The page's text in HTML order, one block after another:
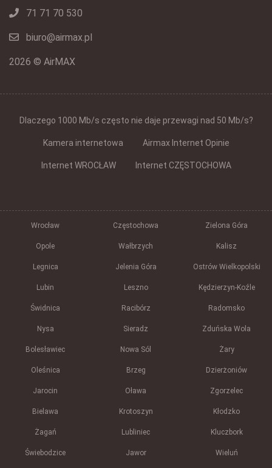
71 71 70 530
biuro@airmax.pl
2026 © AirMAX
Dlaczego 1000 Mb/s często nie daje przewagi nad 50 Mb/s?
Kamera internetowa Airmax Internet Opinie
Internet WROCŁAW Internet CZĘSTOCHOWA
Wrocław Częstochowa Zielona Góra
Opole Wałbrzych Kalisz
Legnica Jelenia Góra Ostrów Wielkopolski
Lubin Leszno Kędzierzyn-Koźle
Świdnica Racibórz Radomsko
Nysa Sieradz Zduńska Wola
Bolesławiec Nowa Sól Żary
Oleśnica Brzeg Dzierżoniów
Jarocin Oława Zgorzelec
Bielawa Krotoszyn Kłodzko
Żagań Lubliniec Kluczbork
Świebodzice Jawor Wieluń